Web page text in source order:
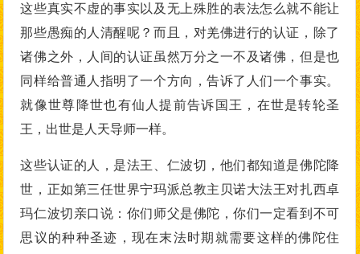
这些真实不虚的事实以及无上殊胜的表法怎么就不能让
那些愚痴的人清醒呢？而且，对羌佛进行的认证，除了
诸佛之外，人间的认证虽然万分之一不及诸佛，但是也
同样给普通人指明了一个方向，告诉了人们一个事实。
就像世尊降世也有仙人提前告诉国王，在世是转轮圣
王，出世是人天导师一样。
这些认证的人，是法王、仁波切，他们都知道是佛陀降
世，正如第三任世界宁玛派总教主贝诺大法王对扎西卓
玛仁波切亲口说：你们师父是佛陀，你们一定看到不可
思议的种种圣迹，现在末法时期就需要这样的佛陀住